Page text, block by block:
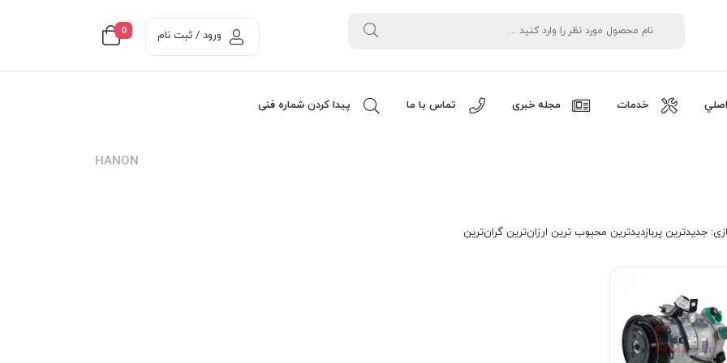
0 ورود / ثبت نام
خدمات مجله خبری تماس با ما پیدا کردن شماره فنی
HANON
جدیدترین پربازدیدترین محبوب ترین ارزان‌ترین گران‌ترین